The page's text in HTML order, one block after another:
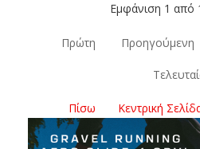
Εμφάνιση 1 από
Πρώτη Προηγούμενη
Πίσω Κεντρική